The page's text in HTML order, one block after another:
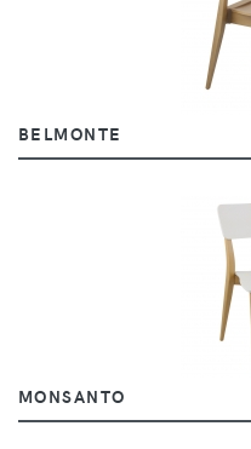
BELMONTE
MONSANTO